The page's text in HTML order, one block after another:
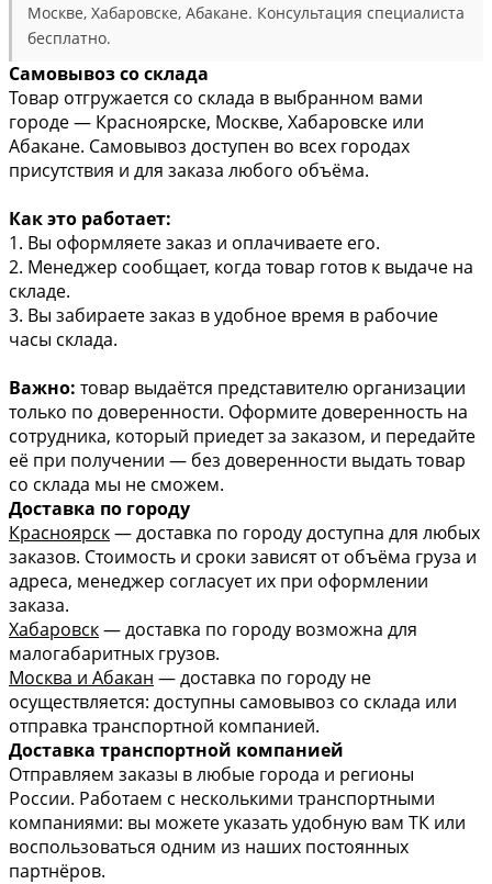
Москве, Хабаровске, Абакане. Консультация специалиста
бесплатно.
Самовывоз со склада
Товар отгружается со склада в выбранном вами
городе — Красноярске, Москве, Хабаровске или
Абакане. Самовывоз доступен во всех городах
присутствия и для заказа любого объёма.
Как это работает:
1. Вы оформляете заказ и оплачиваете его.
2. Менеджер сообщает, когда товар готов к выдаче на
складе.
3. Вы забираете заказ в удобное время в рабочие
часы склада.
Важно: товар выдаётся представителю организации
только по доверенности. Оформите доверенность на
сотрудника, который приедет за заказом, и передайте
её при получении — без доверенности выдать товар
со склада мы не сможем.
Доставка по городу
Красноярск— доставка по городу доступна для любых
заказов. Стоимость и сроки зависят от объёма груза и
адреса, менеджер согласует их при оформлении
заказа.
Хабаровск— доставка по городу возможна для
малогабаритных грузов.
Москва и Абакан — доставка по городу не
осуществляется: доступны самовывоз со склада или
отправка транспортной компанией.
Доставка транспортной компанией
Отправляем заказы в любые города и регионы
России. Работаем с несколькими транспортными
компаниями: вы можете указать удобную вам ТК или
воспользоваться одним из наших постоянных
партнёров.